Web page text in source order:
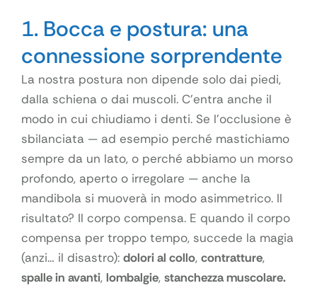
1. Bocca e postura: una
connessione sorprendente
La nostra postura non dipende solo dai piedi,
dalla schiena o dai muscoli. C’entra anche il
modo in cui chiudiamo i denti. Se l’occlusione è
sbilanciata — ad esempio perché mastichiamo
sempre da un lato, o perché abbiamo un morso
profondo, aperto o irregolare — anche la
mandibola si muoverà in modo asimmetrico. Il
risultato? Il corpo compensa. E quando il corpo
compensa per troppo tempo, succede la magia
(anzi… il disastro): dolori al collo, contratture,
spalle in avanti, lombalgie, stanchezza muscolare.